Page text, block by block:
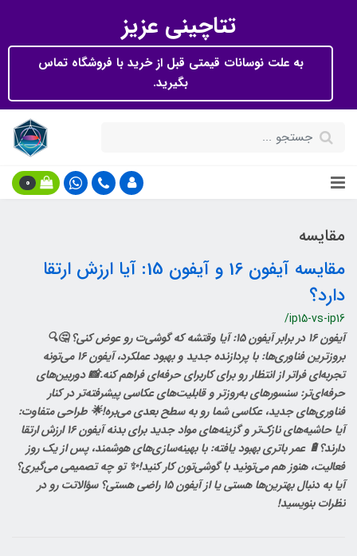
تتاچینی عزیز
به علت نوسانات قیمتی قبل از خرید با فروشگاه تماس
بگیرید.
0
مقایسه
مقایسه آیفون 16 و آیفون 15: آیا ارزش ارتقا
دارد؟
/ip15-vs-ip16
آیفون 16 در برابر آیفون 15: آیا وقتشه که گوشی‌ت رو عوض کنی؟ 🤔🔍
بروزترین فناوری‌ها: با پردازنده جدید و بهبود عملکرد، آیفون 16 می‌تونه
تجربه‌ای فراتر از انتظار رو برای کاربرای حرفه‌ای فراهم کنه.📸 دوربین‌های
حرفه‌ای‌تر: سنسورهای به‌روزتر و قابلیت‌های عکاسی پیشرفته‌تر در کنار
فناوری‌های جدید، عکاسی شما رو به سطح بعدی می‌بره!🌟 طراحی متفاوت:
آیا حاشیه‌های نازک‌تر و گزینه‌های مواد جدید برای بدنه آیفون 16 ارزش ارتقا
دارند؟🔋 عمر باتری بهبود یافته: با بهینه‌سازی‌های هوشمند، پس از یک روز
فعالیت، هنوز هم می‌تونید با گوشی‌تون کار کنید!✨ تو چه تصمیمی می‌گیری؟
آیا به دنبال بهترین‌ها هستی یا از آیفون 15 راضی هستی؟ سؤالاتت رو در
نظرات بنویسید!